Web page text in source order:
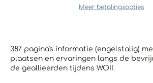
Meer betalingsopties
387 pagina's informatie (engelstalig)
plaatsen en ervaringen langs de
de geallieerden tijdens WOII.